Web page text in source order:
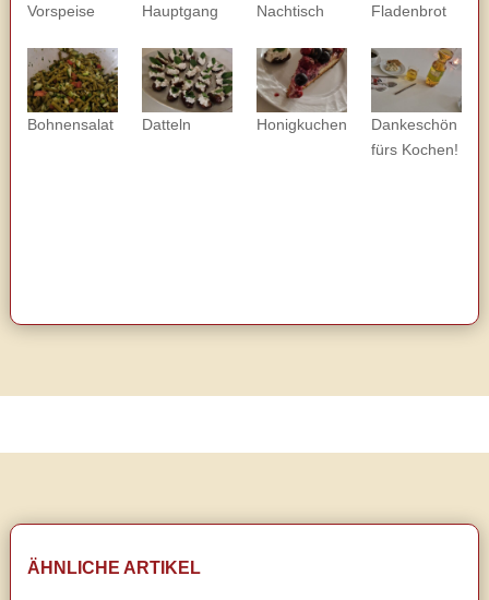
Vorspeise Hauptgang Nachtisch Fladenbrot
Bohnensalat Datteln Honigkuchen
Dankeschön
fürs Kochen!
ÄHNLICHE ARTIKEL